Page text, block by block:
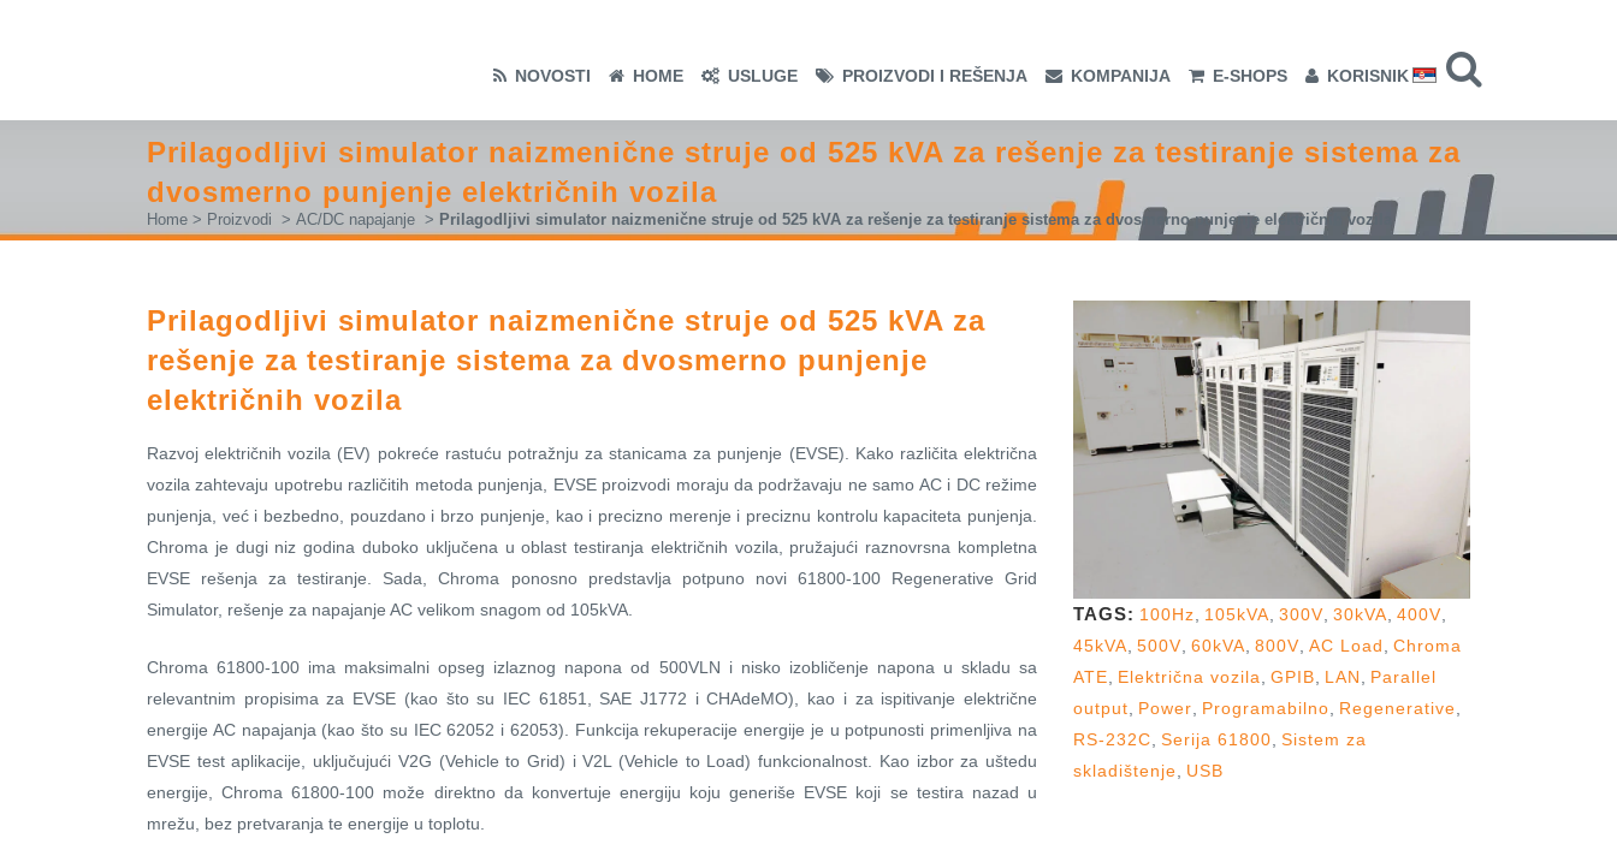
NOVOSTI HOME USLUGE PROIZVODI I REŠENJA KOMPANIJA E-SHOPS KORISNIK
Prilagodljivi simulator naizmenične struje od 525 kVA za rešenje za testiranje sistema za
dvosmerno punjenje električnih vozila
Home > Proizvodi > AC/DC napajanje > Prilagodljivi simulator naizmenične struje od 525 kVA za rešenje za testiranje sistema za dvosmerno punjenje električnih vozila
Prilagodljivi simulator naizmenične struje od 525 kVA za
rešenje za testiranje sistema za dvosmerno punjenje
električnih vozila
Razvoj električnih vozila (EV) pokreće rastuću potražnju za stanicama za punjenje (EVSE). Kako različita električna
vozila zahtevaju upotrebu različitih metoda punjenja, EVSE proizvodi moraju da podržavaju ne samo AC i DC režime
punjenja, već i bezbedno, pouzdano i brzo punjenje, kao i precizno merenje i preciznu kontrolu kapaciteta punjenja.
Chroma je dugi niz godina duboko uključena u oblast testiranja električnih vozila, pružajući raznovrsna kompletna
EVSE rešenja za testiranje. Sada, Chroma ponosno predstavlja potpuno novi 61800-100 Regenerative Grid
Simulator, rešenje za napajanje AC velikom snagom od 105kVA.
Chroma 61800-100 ima maksimalni opseg izlaznog napona od 500VLN i nisko izobličenje napona u skladu sa
relevantnim propisima za EVSE (kao što su IEC 61851, SAE J1772 i CHAdeMO), kao i za ispitivanje električne
energije AC napajanja (kao što su IEC 62052 i 62053). Funkcija rekuperacije energije je u potpunosti primenljiva na
EVSE test aplikacije, uključujući V2G (Vehicle to Grid) i V2L (Vehicle to Load) funkcionalnost. Kao izbor za uštedu
energije, Chroma 61800-100 može direktno da konvertuje energiju koju generiše EVSE koji se testira nazad u
mrežu, bez pretvaranja te energije u toplotu.
TAGS: 100Hz 105kVA 300V 30kVA 400V
45kVA 500V 60kVA 800V AC Load
Chroma
ATE
Električna vozila GPIB LAN
Parallel
output
Power Programabilno Regenerative
RS-232C Serija 61800 Sistem za
skladištenje
USB